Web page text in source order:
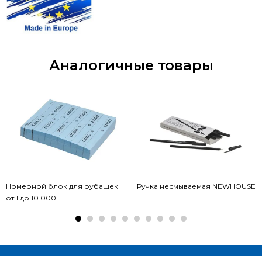
Аналогичные товары
Номерной блок для рубашек
от 1 до 10 000
Ручка несмываемая NEWHOUSE